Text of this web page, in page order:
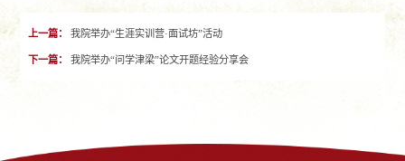
上一篇： 我院举办“生涯实训营·面试坊”活动
下一篇： 我院举办“问学津梁”论文开题经验分享会